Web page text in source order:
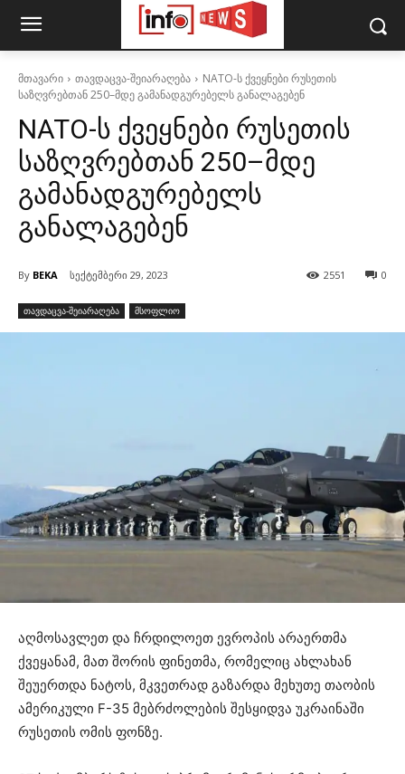
მთავარი თავდაცვა-შეიარაღება
NATO-ს ქვეყნები რუსეთის
საზღვრებთან 250–მდე გამანადგურებელს განალაგებენ
NATO-ს ქვეყნები რუსეთის
საზღვრებთან 250–მდე
გამანადგურებელს
განალაგებენ
By BEKA სექტემბერი 29, 2023 0
2551
თავდაცვა-შეიარაღება მსოფლიო
აღმოსავლეთ და ჩრდილოეთ ევროპის არაერთმა
ქვეყანამ, მათ შორის ფინეთმა, რომელიც ახლახან
შეუერთდა ნატოს, მკვეთრად გაზარდა მეხუთე თაობის
ამერიკული F-35 მებრძოლების შესყიდვა უკრაინაში
რუსეთის ომის ფონზე.